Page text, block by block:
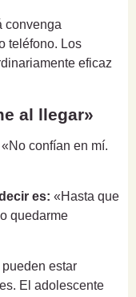
convenga
teléfono. Los
eficaz
al llegar»
«No confían en mí.
es: «Hasta que
quedarme
estar
El adolescente